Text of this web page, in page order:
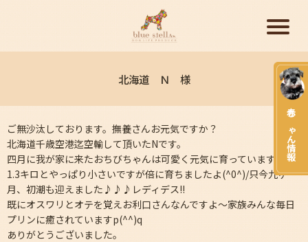
赤ちゃん情報
北海道 Ｎ 様
ご無沙汰しております。撫養さんお元気ですか？
北海道千歳空港迄空輸して頂いたNです。
四月に我が家に来たおちびちゃんは可愛く元気に育っています(^o^)
1.3キロとやっぱり小さいですが倍に育ちましたよ(^0^)/只今九ヶ
月、初潮も迎えました♪♪♪レディデス!!
既にオスワリとオテを覚えお利口さんなんですよ～家族みんな毎日
プリンに癒されていますp(^^)q
ありがとうございました。